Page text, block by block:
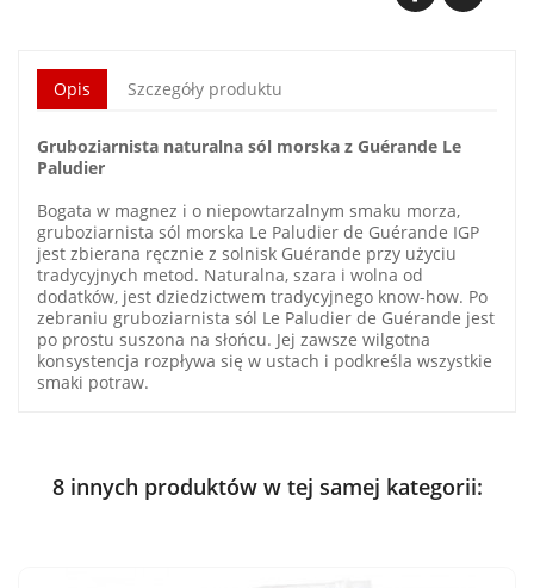
Opis Szczegóły produktu
Gruboziarnista naturalna sól morska z Guérande Le
Paludier
Bogata w magnez i o niepowtarzalnym smaku morza,
gruboziarnista sól morska Le Paludier de Guérande IGP
jest zbierana ręcznie z solnisk Guérande przy użyciu
tradycyjnych metod. Naturalna, szara i wolna od
dodatków, jest dziedzictwem tradycyjnego know-how. Po
zebraniu gruboziarnista sól Le Paludier de Guérande jest
po prostu suszona na słońcu. Jej zawsze wilgotna
konsystencja rozpływa się w ustach i podkreśla wszystkie
smaki potraw.
8 innych produktów w tej samej kategorii: